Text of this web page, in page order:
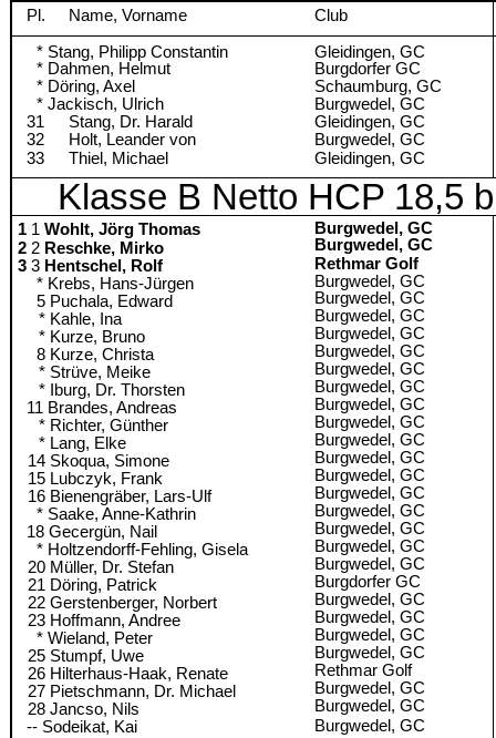
Pl. Name, Vorname Club
* Stang, Philipp Constantin
Gleidingen, GC
* Dahmen, Helmut
Burgdorfer GC
* Döring, Axel
Schaumburg, GC
* Jackisch, Ulrich
Burgwedel, GC
31
Stang, Dr. Harald
Gleidingen, GC
32
Holt, Leander von
Burgwedel, GC
33
Thiel, Michael Gleidingen, GC
Klasse B Netto HCP 18,5
1 Wohlt, Jörg Thomas
2 Reschke, Mirko
3 Hentschel, Rolf
* Krebs, Hans-Jürgen
5 Puchala, Edward
Kahle, Ina
Kurze, Bruno
8 Kurze, Christa
Strüve, Meike
Iburg, Dr. Thorsten
11 Brandes, Andreas
Richter, Günther
Lang, Elke
Skoqua, Simone
Lubczyk, Frank
Bienengräber, Lars-Ulf
* Saake, Anne-Kathrin
18 Gecergün, Nail
* Holtzendorff-Fehling, Gisela
Müller, Dr. Stefan
Döring, Patrick
Gerstenberger, Norbert
Hoffmann, Andree
* Wieland, Peter
Stumpf, Uwe
Hilterhaus-Haak, Renate
Pietschmann, Dr. Michael
Jancso, Nils
-- Sodeikat, Kai
Burgwedel, GC
Burgwedel, GC
Rethmar Golf
Burgwedel, GC
Burgwedel, GC
Burgwedel, GC
Burgwedel, GC
Burgwedel, GC
Burgwedel, GC
Burgwedel, GC
Burgwedel, GC
Burgwedel, GC
Burgwedel, GC
Burgwedel, GC
Burgwedel, GC
Burgwedel, GC
Burgwedel, GC
Burgwedel, GC
Burgwedel, GC
Burgwedel, GC
Burgdorfer GC
Burgwedel, GC
Burgwedel, GC
Burgwedel, GC
Burgwedel, GC
Rethmar Golf
Burgwedel, GC
Burgwedel, GC
Burgwedel, GC